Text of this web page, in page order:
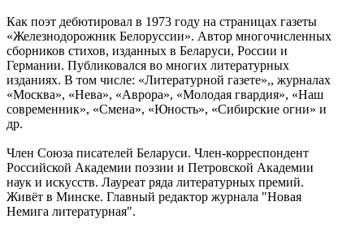
Как поэт дебютировал в 1973 году на страницах газеты
«Железнодорожник Белоруссии». Автор многочисленных
сборников стихов, изданных в Беларуси, России и
Германии. Публиковался во многих литературных
изданиях. В том числе: «Литературной газете»,, журналах
«Москва», «Нева», «Аврора», «Молодая гвардия», «Наш
современник», «Смена», «Юность», «Сибирские огни» и
др.
Член Союза писателей Беларуси. Член-корреспондент
Российской Академии поэзии и Петровской Академии
наук и искусств. Лауреат ряда литературных премий.
Живёт в Минске. Главный редактор журнала "Новая
Немига литературная".